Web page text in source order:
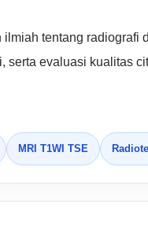
tentang radiografi
serta evaluasi kualitas
MRI T1WI TSE